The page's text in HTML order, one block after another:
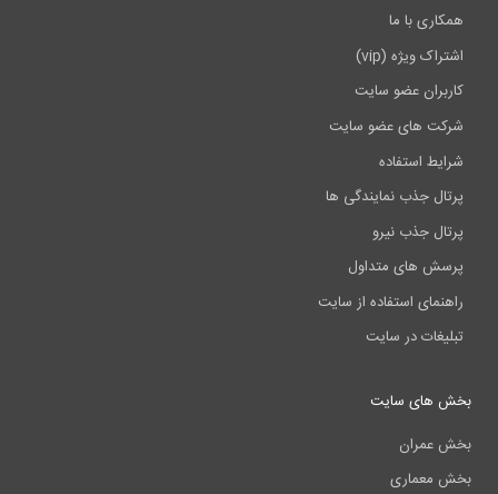
همکاری با ما
اشتراک ویژه (vip)
کاربران عضو سایت
شرکت های عضو سایت
شرایط استفاده
پرتال جذب نمایندگی ها
پرتال جذب نیرو
پرسش های متداول
راهنمای استفاده از سایت
تبلیغات در سایت
بخش های سایت
بخش عمران
بخش معماری